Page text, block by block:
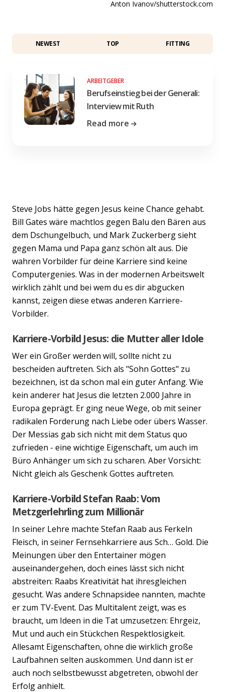
Anton Ivanov/shutterstock.com
NEWEST TOP FITTING
ARBEITGEBER
Berufseinstieg bei der Generali:
Interview mit Ruth
Read more
Steve Jobs hätte gegen Jesus keine Chance gehabt.
Bill Gates wäre machtlos gegen Balu den Bären aus
dem Dschungelbuch, und Mark Zuckerberg sieht
gegen Mama und Papa ganz schön alt aus. Die
wahren Vorbilder für deine Karriere sind keine
Computergenies. Was in der modernen Arbeitswelt
wirklich zählt und bei wem du es dir abgucken
kannst, zeigen diese etwas anderen Karriere-
Vorbilder.
Karriere-Vorbild Jesus: die Mutter aller Idole
Wer ein Großer werden will, sollte nicht zu
bescheiden auftreten. Sich als "Sohn Gottes" zu
bezeichnen, ist da schon mal ein guter Anfang. Wie
kein anderer hat Jesus die letzten 2.000 Jahre in
Europa geprägt. Er ging neue Wege, ob mit seiner
radikalen Forderung nach Liebe oder übers Wasser.
Der Messias gab sich nicht mit dem Status quo
zufrieden - eine wichtige Eigenschaft, um auch im
Büro Anhänger um sich zu scharen. Aber Vorsicht:
Nicht gleich als Geschenk Gottes auftreten.
Karriere-Vorbild Stefan Raab: Vom
Metzgerlehrling zum Millionär
In seiner Lehre machte Stefan Raab aus Ferkeln
Fleisch, in seiner Fernsehkarriere aus Sch… Gold. Die
Meinungen über den Entertainer mögen
auseinandergehen, doch eines lässt sich nicht
abstreiten: Raabs Kreativität hat ihresgleichen
gesucht. Was andere Schnapsidee nannten, machte
er zum TV-Event. Das Multitalent zeigt, was es
braucht, um Ideen in die Tat umzusetzen: Ehrgeiz,
Mut und auch ein Stückchen Respektlosigkeit.
Allesamt Eigenschaften, ohne die wirklich große
Laufbahnen selten auskommen. Und dann ist er
auch noch selbstbewusst abgetreten, obwohl der
Erfolg anhielt.